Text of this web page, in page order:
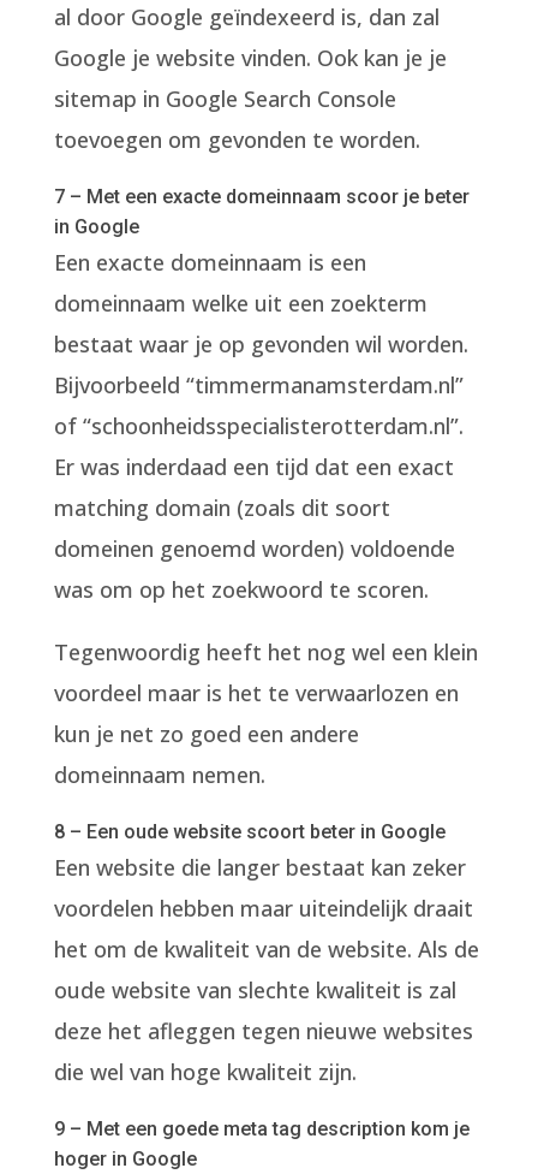
al door Google geïndexeerd is, dan zal
Google je website vinden. Ook kan je je
sitemap in Google Search Console
toevoegen om gevonden te worden.
7 – Met een exacte domeinnaam scoor je beter
in Google
Een exacte domeinnaam is een
domeinnaam welke uit een zoekterm
bestaat waar je op gevonden wil worden.
Bijvoorbeeld “timmermanamsterdam.nl”
of “schoonheidsspecialisterotterdam.nl”.
Er was inderdaad een tijd dat een exact
matching domain (zoals dit soort
domeinen genoemd worden) voldoende
was om op het zoekwoord te scoren.
Tegenwoordig heeft het nog wel een klein
voordeel maar is het te verwaarlozen en
kun je net zo goed een andere
domeinnaam nemen.
8 – Een oude website scoort beter in Google
Een website die langer bestaat kan zeker
voordelen hebben maar uiteindelijk draait
het om de kwaliteit van de website. Als de
oude website van slechte kwaliteit is zal
deze het afleggen tegen nieuwe websites
die wel van hoge kwaliteit zijn.
9 – Met een goede meta tag description kom je
hoger in Google